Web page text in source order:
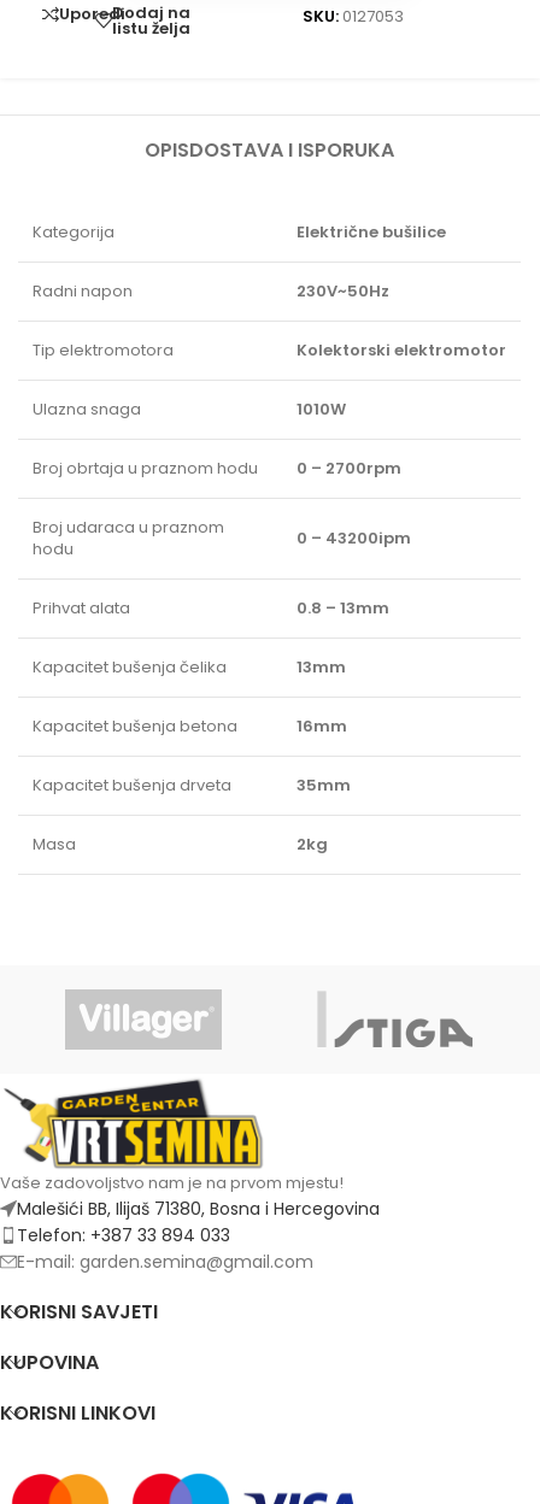
UporediDodaj na
listu želja
SKU: 0127053
OPISDOSTAVA I ISPORUKA
Kategorija Električne bušilice
Radni napon 230V~50Hz
Tip elektromotora Kolektorski elektromotor
Ulazna snaga 1010W
Broj obrtaja u praznom hodu 0 – 2700rpm
Broj udaraca u praznom
hodu
0 – 43200ipm
Prihvat alata 0.8 – 13mm
Kapacitet bušenja čelika 13mm
Kapacitet bušenja betona 16mm
Kapacitet bušenja drveta 35mm
Masa 2kg
Vaše zadovoljstvo nam je na prvom mjestu!
Malešići BB, Ilijaš 71380, Bosna i Hercegovina
Telefon: +387 33 894 033
E-mail: garden.semina@gmail.com
KORISNI SAVJETI
KUPOVINA
KORISNI LINKOVI